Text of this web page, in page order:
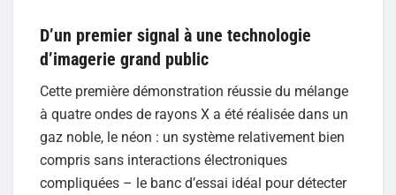
D’un premier signal à une technologie
d’imagerie grand public
Cette première démonstration réussie du mélange
à quatre ondes de rayons X a été réalisée dans un
gaz noble, le néon : un système relativement bien
compris sans interactions électroniques
compliquées – le banc d’essai idéal pour détecter